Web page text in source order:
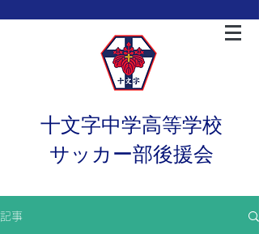
十文字中学高等学校
サッカー部後援会
記事